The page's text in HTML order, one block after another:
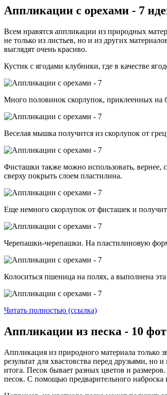
Аппликации с орехами - 7
Всем нравятся аппликации из природных
не только из листьев, но и из других
выглядят очень красиво.
Кустик с ягодами клубники, где в качестве
Много половинок скорлупок, приклеенных на
Веселая мышка получится из скорлупок от
Фисташки также можно использовать, вернее,
сверху покрыть слоем пластилина.
Еще немного скорлупок от фисташек и
Черепашки-черепашки. На пластилиновую
Колоситься пшеница на полях, а выполнена
Читать полностью (ссылка)
Аппликации из песка - 10
Аппликация из природного материала только
результат для хвастовства перед друзьями,
итога. Песок бывает разных цветов и
песок. С помощью предварительного наброска